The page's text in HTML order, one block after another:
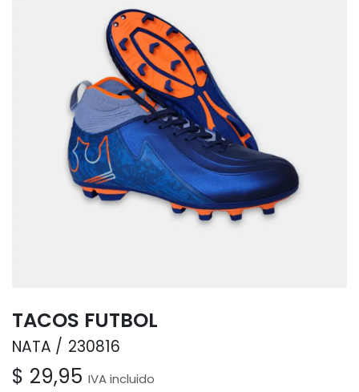
TACOS FUTBOL
NATA 230816
$ 29,95 IVA incluido